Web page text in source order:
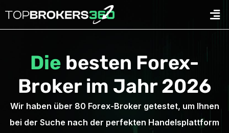
Inhalt
springen
Die besten Forex-
Broker im Jahr 2026
Wir haben über 80 Forex-Broker getestet, um Ihnen
bei der Suche nach der perfekten Handelsplattform